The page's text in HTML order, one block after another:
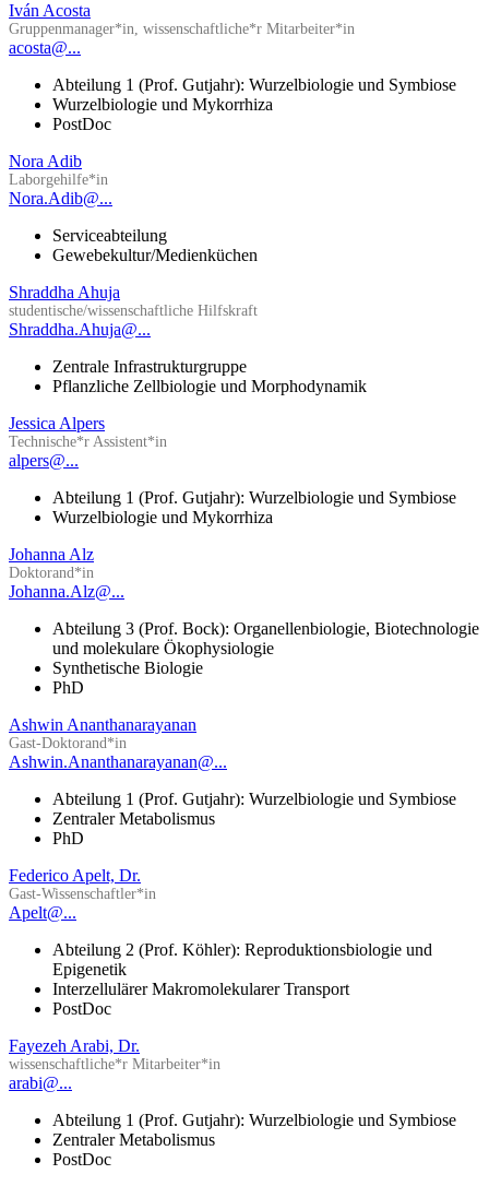
Iván Acosta
Gruppenmanager*in, wissenschaftliche*r Mitarbeiter*in
acosta@...
Abteilung 1 (Prof. Gutjahr): Wurzelbiologie und Symbiose
Wurzelbiologie und Mykorrhiza
PostDoc
Nora Adib
Laborgehilfe*in
Nora.Adib@...
Serviceabteilung
Gewebekultur/Medienküchen
Shraddha Ahuja
studentische/wissenschaftliche Hilfskraft
Shraddha.Ahuja@...
Zentrale Infrastrukturgruppe
Pflanzliche Zellbiologie und Morphodynamik
Jessica Alpers
Technische*r Assistent*in
alpers@...
Abteilung 1 (Prof. Gutjahr): Wurzelbiologie und Symbiose
Wurzelbiologie und Mykorrhiza
Johanna Alz
Doktorand*in
Johanna.Alz@...
Abteilung 3 (Prof. Bock): Organellenbiologie, Biotechnologie
und molekulare Ökophysiologie
Synthetische Biologie
PhD
Ashwin Ananthanarayanan
Gast-Doktorand*in
Ashwin.Ananthanarayanan@...
Abteilung 1 (Prof. Gutjahr): Wurzelbiologie und Symbiose
Zentraler Metabolismus
PhD
Federico Apelt, Dr.
Gast-Wissenschaftler*in
Apelt@...
Abteilung 2 (Prof. Köhler): Reproduktionsbiologie und
Epigenetik
Interzellulärer Makromolekularer Transport
PostDoc
Fayezeh Arabi, Dr.
wissenschaftliche*r Mitarbeiter*in
arabi@...
Abteilung 1 (Prof. Gutjahr): Wurzelbiologie und Symbiose
Zentraler Metabolismus
PostDoc